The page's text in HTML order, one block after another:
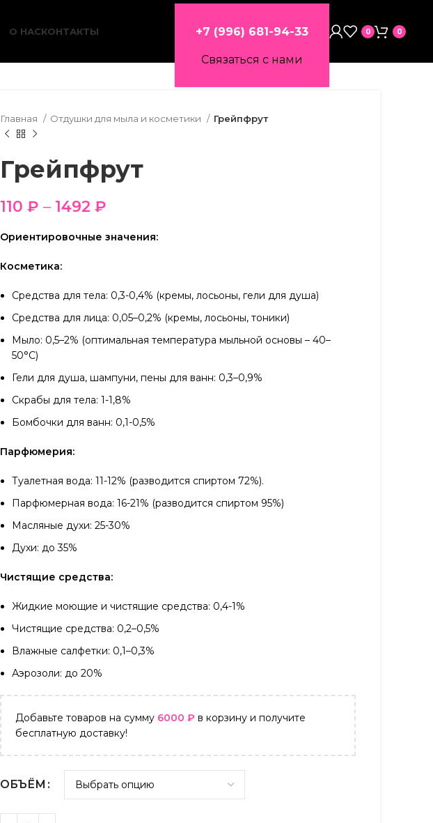
О НАСКОНТАКТЫ +7 (996) 681-94-33
Связаться с нами
0 0
Главная Отдушки для мыла и косметики Грейпфрут
Грейпфрут
110 ₽ – 1492 ₽
Ориентировочные значения:
Косметика:
Средства для тела: 0,3-0,4% (кремы, лосьоны, гели для душа)
Средства для лица: 0,05–0,2% (кремы, лосьоны, тоники)
Мыло: 0,5–2% (оптимальная температура мыльной основы – 40–
50°С)
Гели для душа, шампуни, пены для ванн: 0,3–0,9%
Скрабы для тела: 1-1,8%
Бомбочки для ванн: 0,1-0,5%
Парфюмерия:
Туалетная вода: 11-12% (разводится спиртом 72%).
Парфюмерная вода: 16-21% (разводится спиртом 95%)
Масляные духи: 25-30%
Духи: до 35%
Чистящие средства:
Жидкие моющие и чистящие средства: 0,4-1%
Чистящие средства: 0,2–0,5%
Влажные салфетки: 0,1–0,3%
Аэрозоли: до 20%
Добавьте товаров на сумму 6000 ₽ в корзину и получите
бесплатную доставку!
ОБЪЁМ